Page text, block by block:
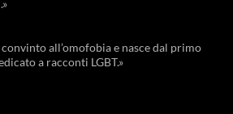
all’omofobia e nasce dal primo
a racconti LGBT.»